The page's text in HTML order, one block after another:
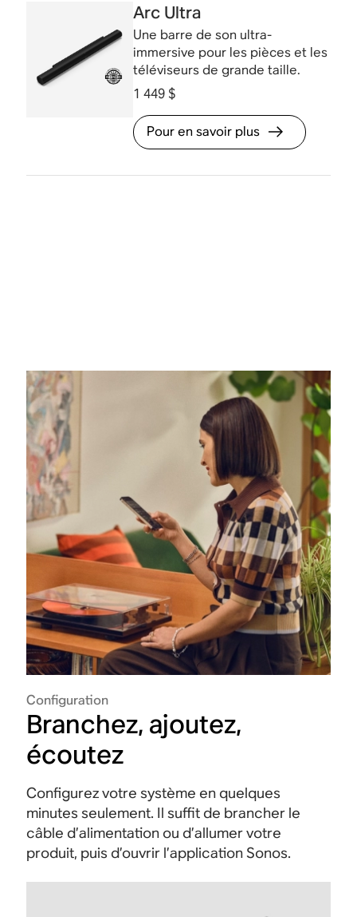
Arc Ultra
Une barre de son ultra-
immersive pour les pièces et les
téléviseurs de grande taille.
1 449 $
Pour en savoir plus
Configuration
Branchez, ajoutez,
écoutez
Configurez votre système en quelques
minutes seulement. Il suffit de brancher le
câble d’alimentation ou d’allumer votre
produit, puis d’ouvrir l’application Sonos.